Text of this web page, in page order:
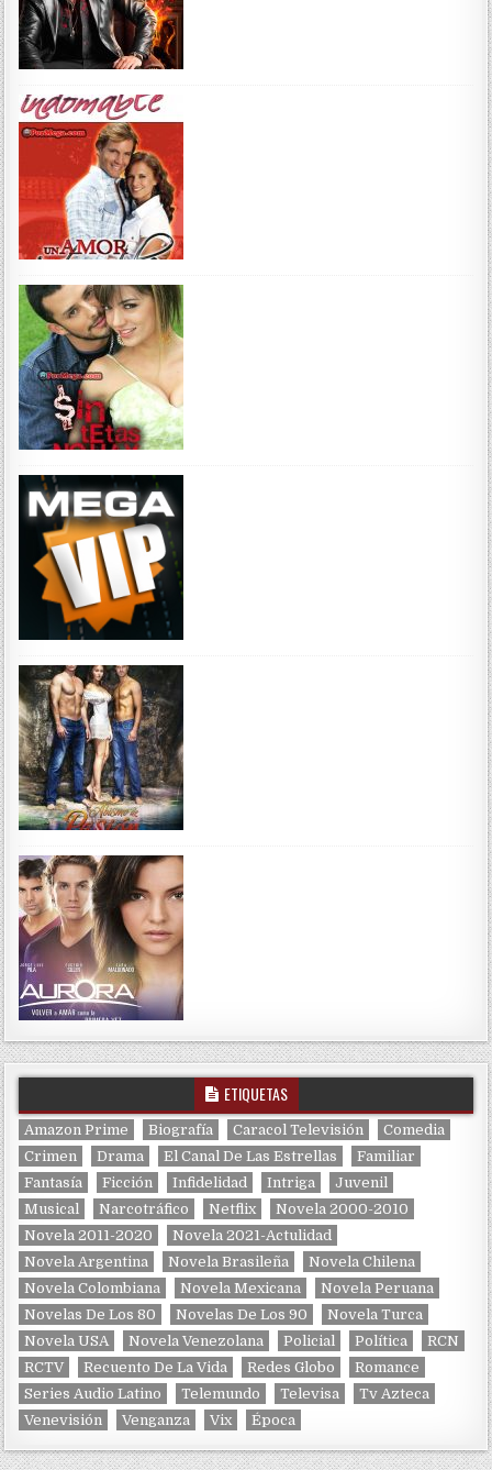
ETIQUETAS
Amazon Prime Biografía Caracol Televisión
Comedia
Crimen
Drama El Canal De Las Estrellas
Familiar
Fantasía
Ficción Infidelidad Intriga
Juvenil
Musical
Narcotráfico Netflix
Novela 2000-2010
Novela 2011-2020
Novela 2021-Actulidad
Novela Argentina
Novela Brasileña
Novela Chilena
Novela Colombiana
Novela Mexicana
Novela Peruana
Novelas De Los 80
Novelas De Los 90
Novela Turca
Novela USA
Novela Venezolana Policial Política
RCN
RCTV
Recuento De La Vida Redes Globo
Romance
Series Audio Latino
Telemundo Televisa
Tv Azteca
Venevisión
Venganza Vix Época